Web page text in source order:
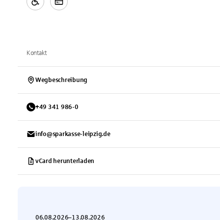
Kontakt
Wegbeschreibung
+49 341 986-0
info@sparkasse-leipzig.de
vCard herunterladen
06.08.2026–13.08.2026